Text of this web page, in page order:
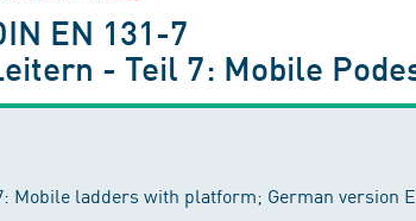
EN 131-7
- Teil 7: Mobile
Mobile ladders with platform; German version